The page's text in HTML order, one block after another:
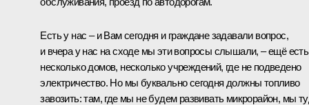
Есть у нас – и Вам сегодня и граждане задавали вопрос,
и вчера у нас на сходе мы эти вопросы слышали, – ещё есть
несколько домов, несколько учреждений, где не подведено
электричество. Но мы буквально сегодня должны топливо
завозить: там, где мы не будем развивать микрорайон, мы